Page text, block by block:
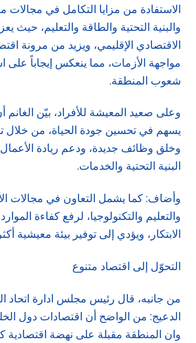
الاستفادة من مزايا التكامل في مجالات
والبنية التحتية والطاقة والتعليم، حيث
الاقتصادي الإقليمي، ويزيد من مرونة
مواجهة الأزمات، مما ينعكس إيجاباً على
شعوب المنطقة.
وعلى صعيد المعيشة للأفراد، بيّن الغانم
يسهم في تحسين جودة الحياة، من
وخلق وظائف جديدة، ودعم ريادة
البنية التحتية والخدمات.
وأضاف: كما يشمل التعاون في مجالات
والتعليم والتكنولوجيا، لرفع كفاءة
الابتكار، ويؤدي إلى توفير بيئة معيشية
التحوّل إلى اقتصاد متنوع
من جانبه، قال رئيس مجلس ادارة اتحاد
الدعيج: من الواضح أن اقتصادات دول
وان المنطقة مقبلة على نهضة اقتصادية